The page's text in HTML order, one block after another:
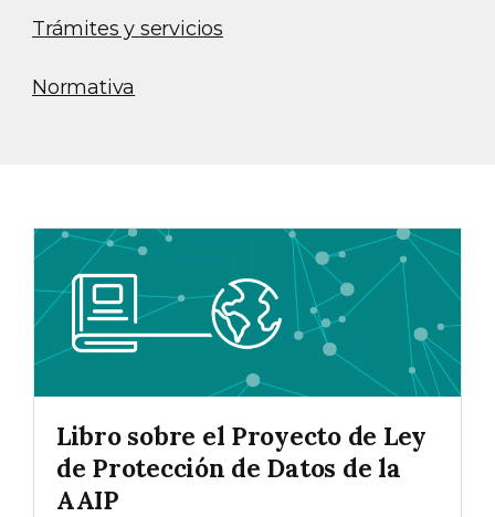
Trámites y servicios
Normativa
Libro sobre el Proyecto de Ley
de Protección de Datos de la
AAIP